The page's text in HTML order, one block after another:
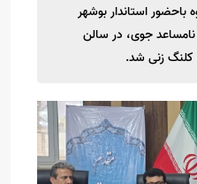
باحضور استاندار بوشهر
جوی، در سالن
کلنگ زنی شد.